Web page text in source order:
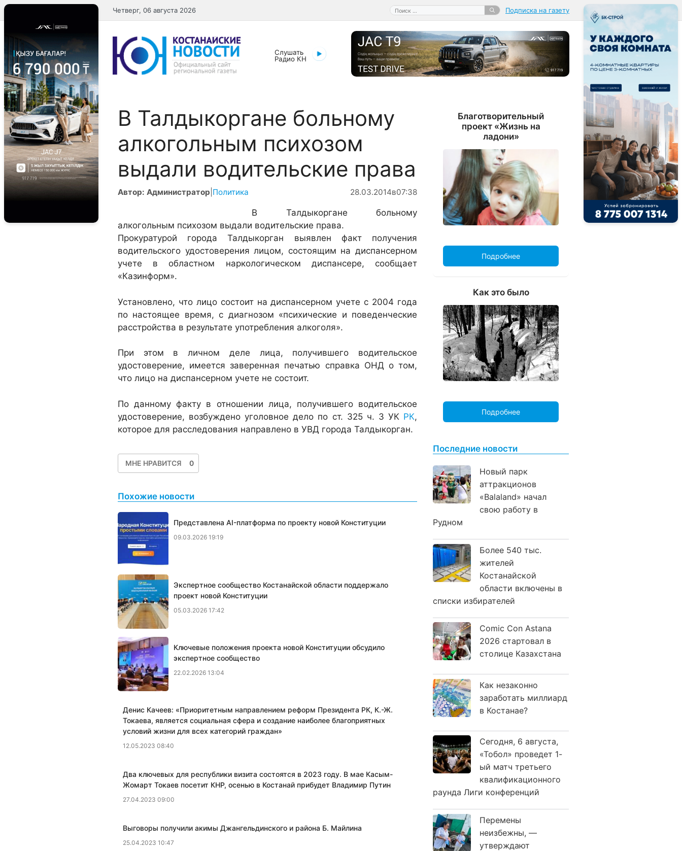
Перейти
к
содержимому
Поиск:
Четверг, 06 августа 2026 Подписка на газету
Слушать
Радио КН
В Талдыкоргане больному
алкогольным психозом
выдали водительские права
Автор: Администратор Политика 28.03.2014в07:38
В Талдыкоргане больному
алкогольным психозом выдали водительские права.
Прокуратурой города Талдыкорган выявлен факт получения
водительского удостоверения лицом, состоящим на диспансерном
учете в областном наркологическом диспансере, сообщает
«Казинформ».
Установлено, что лицо состоит на диспансерном учете с 2004 года
по настоящее время, с диагнозом «психические и поведенческие
расстройства в результате употребления алкоголя».
При этом в личном деле лица, получившего водительское
удостоверение, имеется заверенная печатью справка ОНД о том,
что лицо на диспансерном учете не состоит.
По данному факту в отношении лица, получившего водительское
удостоверение, возбуждено уголовное дело по ст. 325 ч. 3 УК РК,
которое для расследования направлено в УВД города Талдыкорган.
МНЕ НРАВИТСЯ 0
Похожие новости
Представлена AI-платформа по проекту новой Конституции
09.03.2026 19:19
Экспертное сообщество Костанайской области поддержало
проект новой Конституции
05.03.2026 17:42
Ключевые положения проекта новой Конституции обсудило
экспертное сообщество
22.02.2026 13:04
Денис Качеев: «​Приоритетным направлением реформ Президента РК, К.-Ж.
Токаева, является социальная сфера и создание наиболее благоприятных
условий жизни для всех категорий граждан»
12.05.2023 08:40
Два ключевых для республики визита состоятся в 2023 году. В мае Касым-
Жомарт Токаев посетит КНР, осенью в Костанай прибудет Владимир Путин
27.04.2023 09:00
​Выговоры получили акимы Джангельдинского и района Б. Майлина
25.04.2023 10:47
Благотворительный
проект «Жизнь на
ладони»
Подробнее
Как это было
Подробнее
Последние новости
Новый парк
аттракционов
«Balaland» начал
свою работу в
Рудном
Более 540 тыс.
жителей
Костанайской
области включены в
списки избирателей
Comic Con Astana
2026 стартовал в
столице Казахстана
Как незаконно
заработать миллиард
в Костанае?
Сегодня, 6 августа,
«Тобол» проведет 1-
ый матч третьего
квалификационного
раунда Лиги конференций
Перемены
неизбежны, —
утверждают